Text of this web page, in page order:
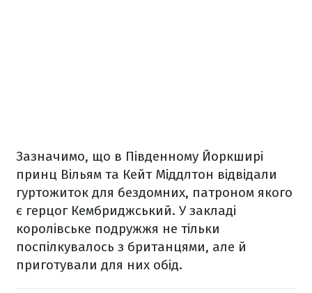
Зазначимо, що в Південному Йоркширі
принц Вільям та Кейт Міддлтон відвідали
гуртожиток для бездомних, патроном якого
є герцог Кембриджський. У закладі
королівське подружжя не тільки
поспілкувалось з британцями, але й
приготували для них обід.